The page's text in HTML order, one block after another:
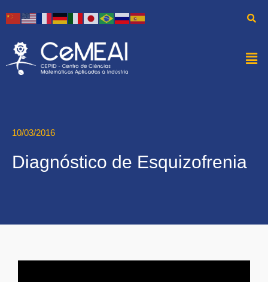
10/03/2016
Diagnóstico de Esquizofrenia